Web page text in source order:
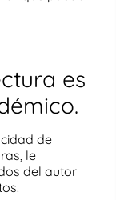
es
de
le
del autor